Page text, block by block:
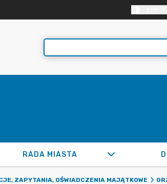
RADA MIASTA
ZAPYTANIA, OŚWIADCZENIA MAJĄTKOWE